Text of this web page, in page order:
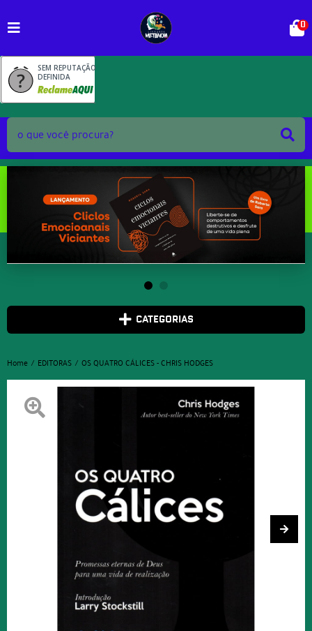
SEM REPUTAÇÃO
DEFINIDA
0
CATEGORIAS
Home EDITORAS OS QUATRO CÁLICES - CHRIS HODGES